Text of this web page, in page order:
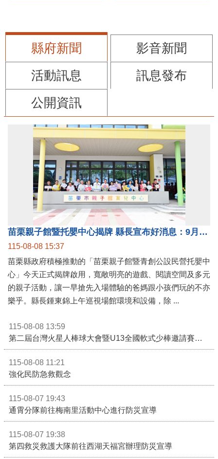
縣府新聞
影音新聞
活動訊息
訊息發布
公開資訊
苗栗親子館暨托嬰中心揭牌 縣長宣布好消息：9月1日起調降臨時托嬰費用
115-08-08 15:37
苗栗縣政府積極推動的「苗栗親子館暨青創公設民營托嬰中
心」今天正式揭牌啟用，寬敞明亮的遊戲、閱讀空間及多元
的親子活動，讓一早搶先入場體驗的爸媽跟小孩們玩的不亦
樂乎。縣長鍾東錦上午巡視場館環境和設備，除 ...
115-08-08 13:59
第二屆台灣火星人棒球大會暨U13全國軟式少棒邀請賽在苗栗舉辦
115-08-08 11:21
強化民防急救觀念
115-08-07 19:43
通霄分隊前往梅南里活動中心進行防災宣導
115-08-07 19:38
第四救災救護大隊前往西湖天福宮辦理防災宣導